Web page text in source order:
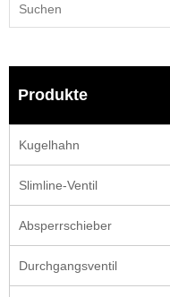
Produkte
Kugelhahn
Slimline-Ventil
Absperrschieber
Durchgangsventil